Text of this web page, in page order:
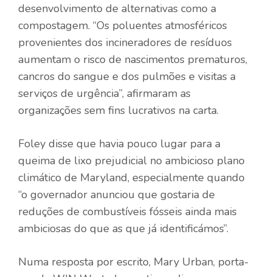
desenvolvimento de alternativas como a
compostagem. “Os poluentes atmosféricos
provenientes dos incineradores de resíduos
aumentam o risco de nascimentos prematuros,
cancros do sangue e dos pulmões e visitas a
serviços de urgência”, afirmaram as
organizações sem fins lucrativos na carta.
Foley disse que havia pouco lugar para a
queima de lixo prejudicial no ambicioso plano
climático de Maryland, especialmente quando
“o governador anunciou que gostaria de
reduções de combustíveis fósseis ainda mais
ambiciosas do que as que já identificámos”.
Numa resposta por escrito, Mary Urban, porta-